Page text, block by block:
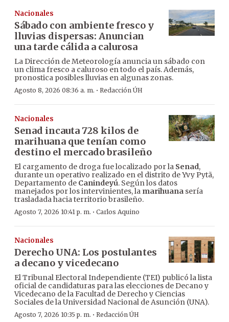
Nacionales
Sábado con ambiente fresco y
lluvias dispersas: Anuncian
una tarde cálida a calurosa
La Dirección de Meteorología anuncia un sábado con
un clima fresco a caluroso en todo el país. Además,
pronostica posibles lluvias en algunas zonas.
Agosto 8, 2026 08:36 a. m. · Redacción ÚH
Nacionales
Senad incauta 728 kilos de
marihuana que tenían como
destino el mercado brasileño
El cargamento de droga fue localizado por la Senad,
durante un operativo realizado en el distrito de Yvy Pytã,
Departamento de Canindeyú. Según los datos
manejados por los intervinientes, la marihuana sería
trasladada hacia territorio brasileño.
Agosto 7, 2026 10:41 p. m. · Carlos Aquino
Nacionales
Derecho UNA: Los postulantes
a decano y vicedecano
El Tribunal Electoral Independiente (TEI) publicó la lista
oficial de candidaturas para las elecciones de Decano y
Vicedecano de la Facultad de Derecho y Ciencias
Sociales de la Universidad Nacional de Asunción (UNA).
Agosto 7, 2026 10:35 p. m. · Redacción ÚH